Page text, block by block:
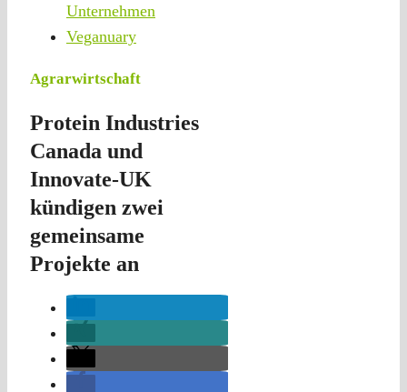
Unternehmen
Veganuary
Agrarwirtschaft
Protein Industries
Canada und
Innovate-UK
kündigen zwei
gemeinsame
Projekte an